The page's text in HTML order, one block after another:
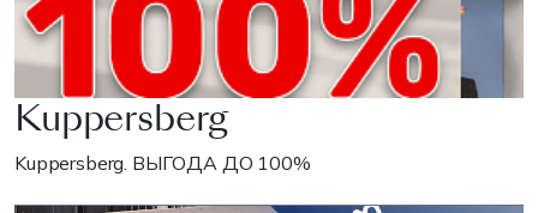
Kuppersberg
Kuppersberg. ВЫГОДА ДО 100%